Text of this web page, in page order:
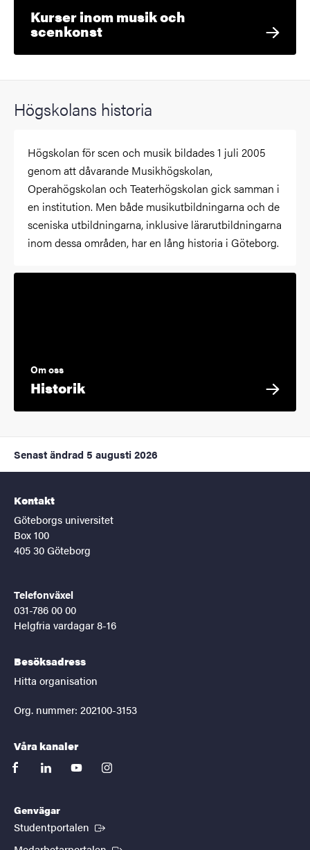
Kurser inom musik och
scenkonst
Högskolans historia
Högskolan för scen och musik bildades 1 juli 2005
genom att dåvarande Musikhögskolan,
Operahögskolan och Teaterhögskolan gick samman i
en institution. Men både musikutbildningarna och de
sceniska utbildningarna, inklusive lärarutbildningarna
inom dessa områden, har en lång historia i Göteborg.
Om oss
Historik
Senast ändrad 5 augusti 2026
Kontakt
Göteborgs universitet
Box 100
405 30 Göteborg
Telefonväxel
031-786 00 00
Helgfria vardagar 8-16
Besöksadress
Hitta organisation
Org. nummer: 202100-3153
Våra kanaler
facebooklinkedinyoutubeinstagram
Genvägar
Studentportalen (Extern länk)